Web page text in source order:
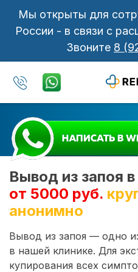
Мы открыты для
России - в связи с
Звоните 8
Вывод из запоя
от 5000 руб.
анонимно
Вывод из запоя — одно
в нашей клинике. Для
купирования всех